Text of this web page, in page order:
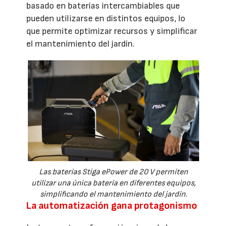
basado en baterías intercambiables que
pueden utilizarse en distintos equipos, lo
que permite optimizar recursos y simplificar
el mantenimiento del jardín.
Las baterías Stiga ePower de 20 V permiten
utilizar una única batería en diferentes equipos,
simplificando el mantenimiento del jardín.
La automatización gana protagonismo